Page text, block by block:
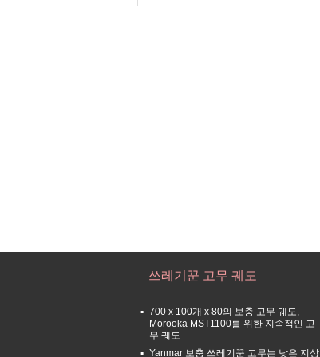
쓰레기꾼 고무 궤도
700 x 100개 x 80의 보충 고무 궤도,
Morooka MST1100를 위한 지속적인 고
무 궤도
Yanmar 보충 쓰레기꾼 고무는 낮은 지상